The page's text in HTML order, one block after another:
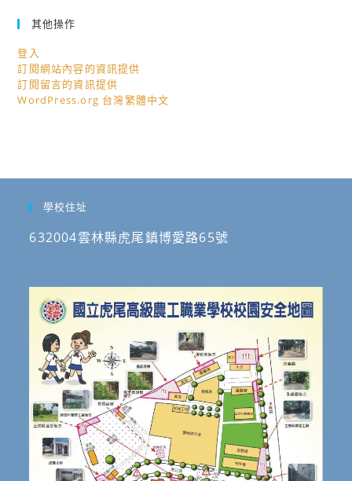
其他操作
登入
訂閱網站內容的資訊提供
訂閱留言的資訊提供
WordPress.org 台灣繁體中文
學校住址
632004雲林縣虎尾鎮博愛路65號